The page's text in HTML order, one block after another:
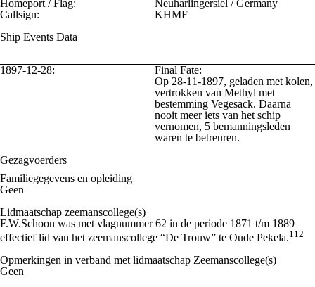
Homeport / Flag:
Neuharlingersiel / Germany
Callsign:
KHMF
Ship Events Data
1897-12-28:
Final Fate:
Op 28-11-1897, geladen met kolen,
vertrokken van Methyl met
bestemming Vegesack. Daarna
nooit meer iets van het schip
vernomen, 5 bemanningsleden
waren te betreuren.
Gezagvoerders
Familiegegevens en opleiding
Geen
Lidmaatschap zeemanscollege(s)
F.W.Schoon was met vlagnummer 62 in de periode 1871 t/m 1889
effectief lid van het zeemanscollege “De Trouw” te Oude Pekela.112
Opmerkingen in verband met lidmaatschap Zeemanscollege(s)
Geen